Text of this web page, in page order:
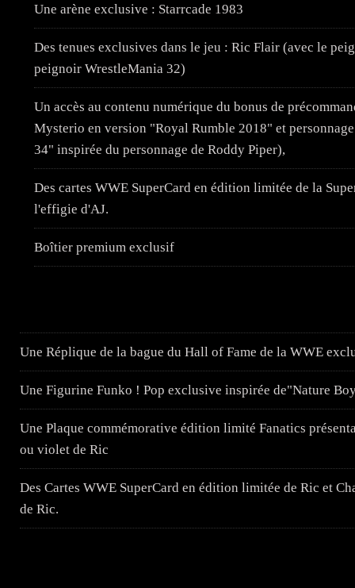
Une arène exclusive : Starrcade 1983
Des tenues exclusives dans le jeu : Ric Flair (avec le
peignoir WrestleMania 32)
Un accès au contenu numérique du bonus de
Mysterio en version "Royal Rumble 2018" et
34" inspirée du personnage de Roddy Piper),
Des cartes WWE SuperCard en édition limitée de la
l'effigie d'AJ.
Boîtier premium exclusif
Une Réplique de la bague du Hall of Fame de la WWE
Une Figurine Funko ! Pop exclusive inspirée de"Nature
Une Plaque commémorative édition limité Fanatics
ou violet de Ric
Des Cartes WWE SuperCard en édition limitée de Ric et
de Ric.